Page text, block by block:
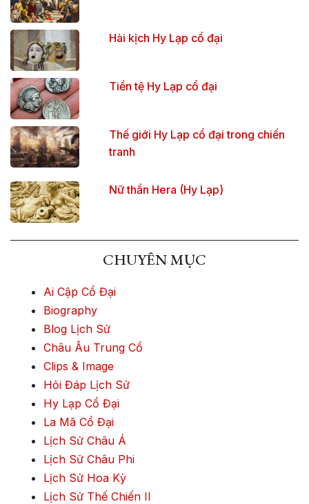
Hài kịch Hy Lạp cổ đại
Tiền tệ Hy Lạp cổ đại
Thế giới Hy Lạp cổ đại trong chiến
tranh
Nữ thần Hera (Hy Lạp)
CHUYÊN MỤC
Ai Cập Cổ Đại
Biography
Blog Lịch Sử
Châu Âu Trung Cổ
Clips & Image
Hỏi Đáp Lịch Sử
Hy Lạp Cổ Đại
La Mã Cổ Đại
Lịch Sử Châu Á
Lịch Sử Châu Phi
Lịch Sử Hoa Kỳ
Lịch Sử Thế Chiến II